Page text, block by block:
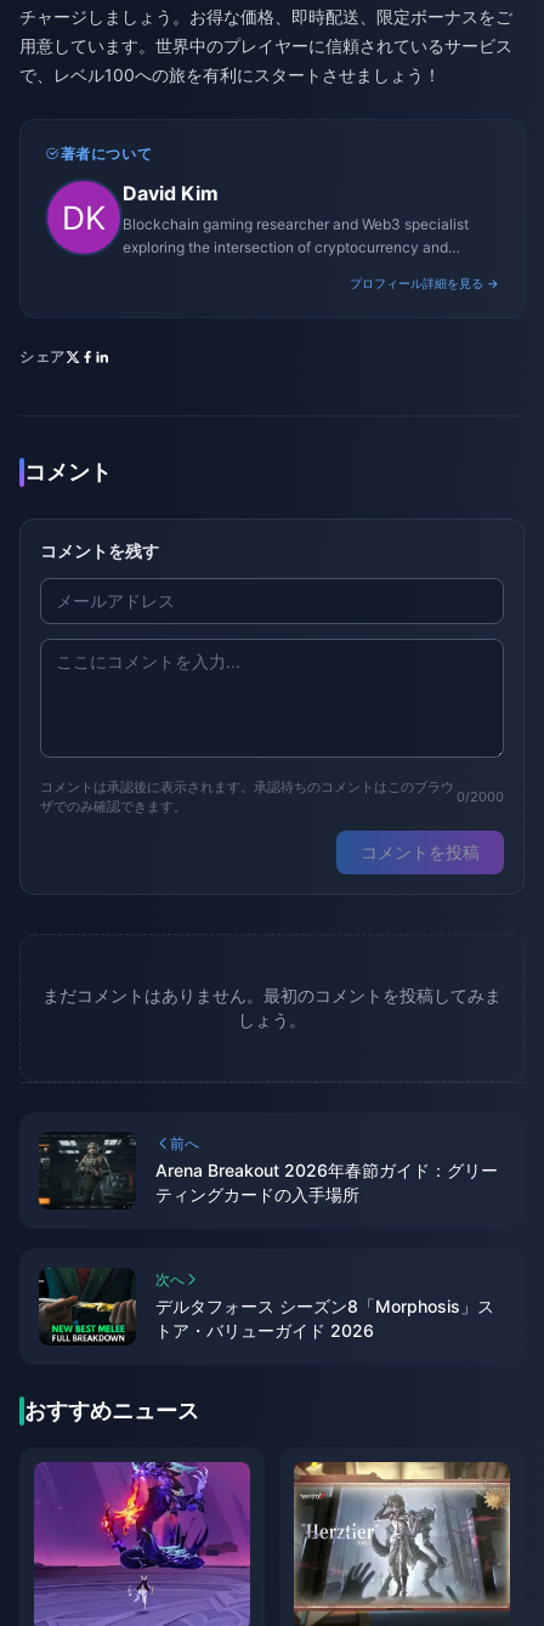
チャージしましょう。お得な価格、即時配送、限定ボーナスをご
用意しています。世界中のプレイヤーに信頼されているサービス
で、レベル100への旅を有利にスタートさせましょう！
著者について
David Kim
Blockchain gaming researcher and Web3 specialist
exploring the intersection of cryptocurrency and
プロフィール詳細を見る →
シェア
コメント
コメントを残す
コメントは承認後に表示されます。承認待ちのコメントはこのブラウ
ザでのみ確認できます。
0/2000
コメントを投稿
まだコメントはありません。最初のコメントを投稿してみま
しょう。
前へ
Arena Breakout 2026年春節ガイド：グリー
ティングカードの入手場所
次へ
デルタフォース シーズン8「Morphosis」ス
トア・バリューガイド 2026
おすすめニュース